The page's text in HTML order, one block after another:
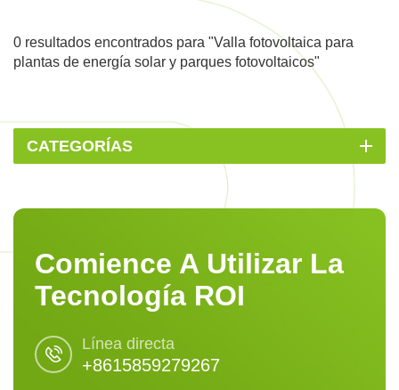
0 resultados encontrados para "Valla fotovoltaica para
plantas de energía solar y parques fotovoltaicos"
CATEGORÍAS
Comience A Utilizar La
Tecnología ROI
Línea directa
+8615859279267